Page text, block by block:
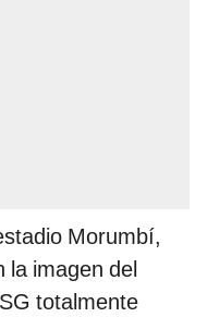
Morumbí,
la imagen del
totalmente